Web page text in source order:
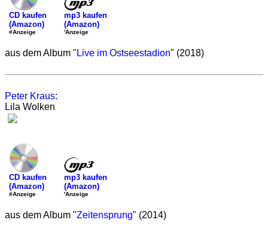
CD kaufen
(Amazon)
#Anzeige
mp3 kaufen
(Amazon)
'Anzeige
aus dem Album " Live im Ostseestadion" (2018)
Peter Kraus:
Lila Wolken
CD kaufen
(Amazon)
#Anzeige
mp3 kaufen
(Amazon)
'Anzeige
aus dem Album "Zeitensprung" (2014)